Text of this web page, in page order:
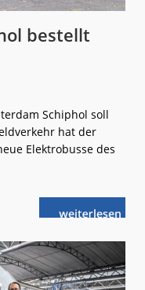
bestellt
Schiphol soll
hat der
Elektrobusse des
weiterlese
nMAN:
bestellt
52 E-
Busse